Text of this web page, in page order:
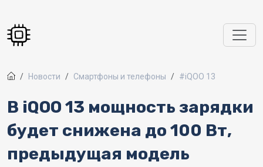
Новости Смартфоны и телефоны #iQOO 13
В iQOO 13 мощность зарядки
будет снижена до 100 Вт,
предыдущая модель